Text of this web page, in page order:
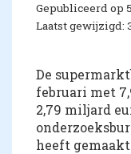
Gepubliceerd op
Laatst gewijzigd:
De
februari met
2,79 miljard
heeft